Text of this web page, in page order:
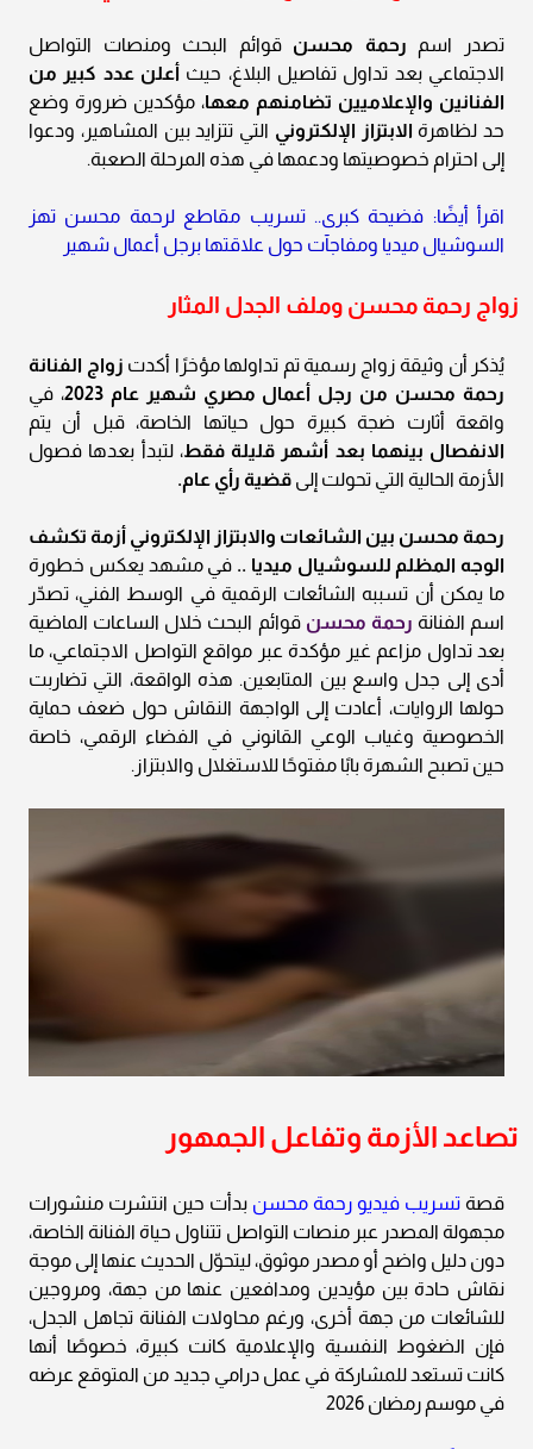
تصدر اسم رحمة محسن قوائم البحث ومنصات التواصل
الاجتماعي بعد تداول تفاصيل البلاغ، حيث أعلن عدد كبير من
الفنانين والإعلاميين تضامنهم معها، مؤكدين ضرورة وضع
حد لظاهرة الابتزاز الإلكتروني التي تتزايد بين المشاهير، ودعوا
إلى احترام خصوصيتها ودعمها في هذه المرحلة الصعبة.
اقرأ أيضًا: فضيحة كبرى.. تسريب مقاطع لرحمة محسن تهز
السوشيال ميديا ومفاجآت حول علاقتها برجل أعمال شهير
زواج رحمة محسن وملف الجدل المثار
يُذكر أن وثيقة زواج رسمية تم تداولها مؤخرًا أكدت زواج الفنانة
رحمة محسن من رجل أعمال مصري شهير عام 2023
، في
واقعة أثارت ضجة كبيرة حول حياتها الخاصة، قبل أن يتم
الانفصال بينهما بعد أشهر قليلة فقط، لتبدأ بعدها فصول
الأزمة الحالية التي تحولت إلى قضية رأي عام.
رحمة محسن بين الشائعات والابتزاز الإلكتروني أزمة تكشف
الوجه المظلم للسوشيال ميديا .. في مشهد يعكس خطورة
ما يمكن أن تسببه الشائعات الرقمية في الوسط الفني، تصدّر
اسم الفنانة رحمة محسن قوائم البحث خلال الساعات الماضية
بعد تداول مزاعم غير مؤكدة عبر مواقع التواصل الاجتماعي، ما
أدى إلى جدل واسع بين المتابعين. هذه الواقعة، التي تضاربت
حولها الروايات، أعادت إلى الواجهة النقاش حول ضعف حماية
الخصوصية وغياب الوعي القانوني في الفضاء الرقمي، خاصة
حين تصبح الشهرة بابًا مفتوحًا للاستغلال والابتزاز.
تصاعد الأزمة وتفاعل الجمهور
قصة تسريب فيديو رحمة محسن بدأت حين انتشرت منشورات
مجهولة المصدر عبر منصات التواصل تتناول حياة الفنانة الخاصة،
دون دليل واضح أو مصدر موثوق، ليتحوّل الحديث عنها إلى موجة
نقاش حادة بين مؤيدين ومدافعين عنها من جهة، ومروجين
للشائعات من جهة أخرى، ورغم محاولات الفنانة تجاهل الجدل،
فإن الضغوط النفسية والإعلامية كانت كبيرة، خصوصًا أنها
كانت تستعد للمشاركة في عمل درامي جديد من المتوقع عرضه
في موسم رمضان 2026